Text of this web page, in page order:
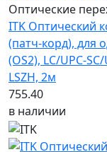
Оптические
ITK Оптический
(патч-корд), для
(OS2), LC/UPC-
LSZH, 2м
755.40
в наличии